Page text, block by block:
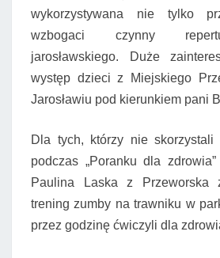
wykorzystywana nie tylko
wzbogaci czynny
jarosławskiego. Duże
występ dzieci z Miejskiego
Jarosławiu pod kierunkiem pani
Dla tych, którzy nie
podczas „Poranku dla
Paulina Laska z Przeworska
trening zumby na trawniku w
przez godzinę ćwiczyli dla